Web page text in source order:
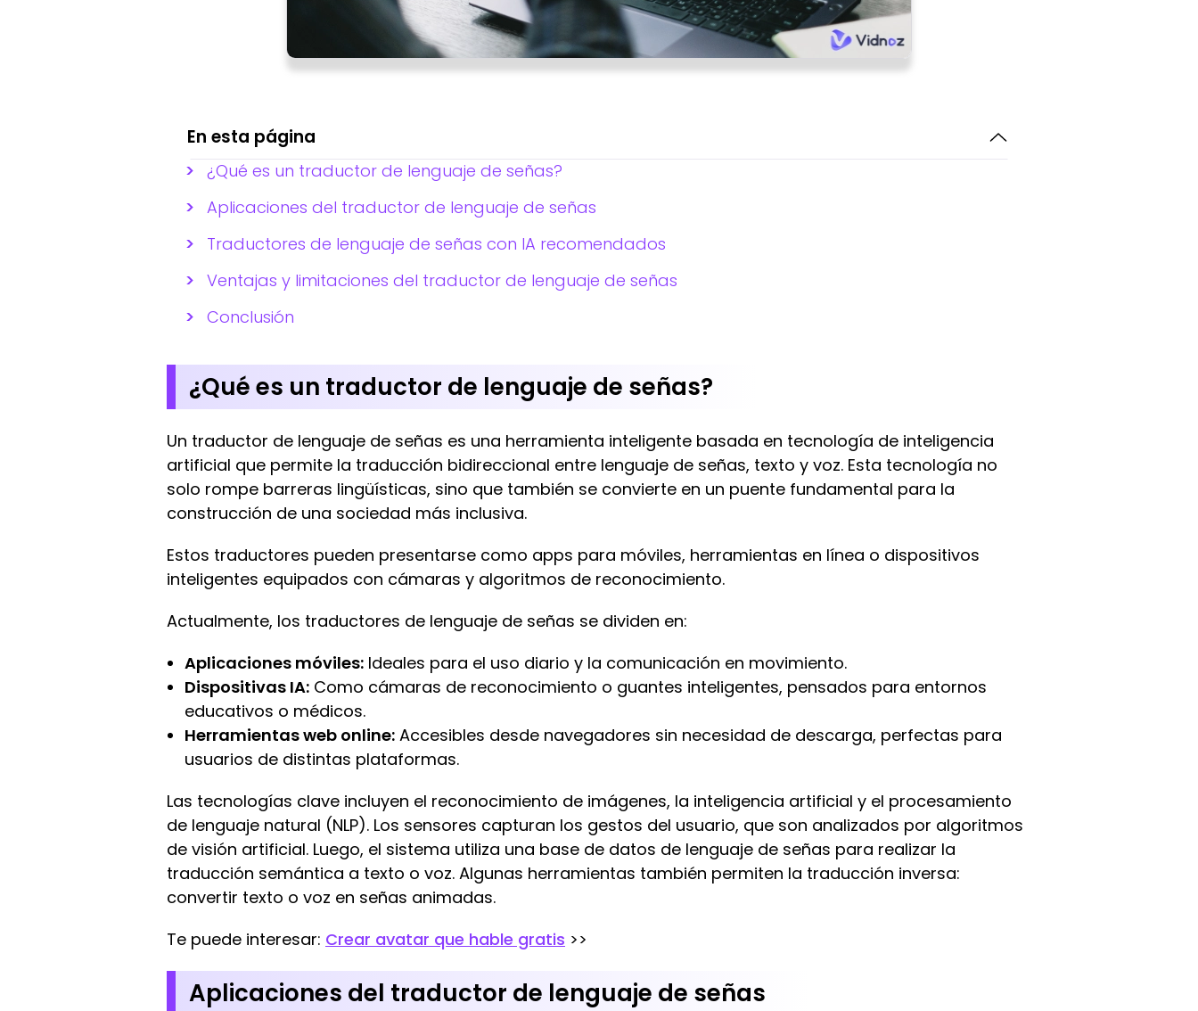
En esta página
¿Qué es un traductor de lenguaje de señas?
Aplicaciones del traductor de lenguaje de señas
Traductores de lenguaje de señas con IA recomendados
Ventajas y limitaciones del traductor de lenguaje de señas
Conclusión
¿Qué es un traductor de lenguaje de señas?
Un traductor de lenguaje de señas es una herramienta inteligente basada en tecnología de inteligencia
artificial que permite la traducción bidireccional entre lenguaje de señas, texto y voz. Esta tecnología no
solo rompe barreras lingüísticas, sino que también se convierte en un puente fundamental para la
construcción de una sociedad más inclusiva.
Estos traductores pueden presentarse como apps para móviles, herramientas en línea o dispositivos
inteligentes equipados con cámaras y algoritmos de reconocimiento.
Actualmente, los traductores de lenguaje de señas se dividen en:
Aplicaciones móviles: Ideales para el uso diario y la comunicación en movimiento.
Dispositivas IA: Como cámaras de reconocimiento o guantes inteligentes, pensados para entornos
educativos o médicos.
Herramientas web online: Accesibles desde navegadores sin necesidad de descarga, perfectas para
usuarios de distintas plataformas.
Las tecnologías clave incluyen el reconocimiento de imágenes, la inteligencia artificial y el procesamiento
de lenguaje natural (NLP). Los sensores capturan los gestos del usuario, que son analizados por algoritmos
de visión artificial. Luego, el sistema utiliza una base de datos de lenguaje de señas para realizar la
traducción semántica a texto o voz. Algunas herramientas también permiten la traducción inversa:
convertir texto o voz en señas animadas.
Te puede interesar: Crear avatar que hable gratis >>
Aplicaciones del traductor de lenguaje de señas